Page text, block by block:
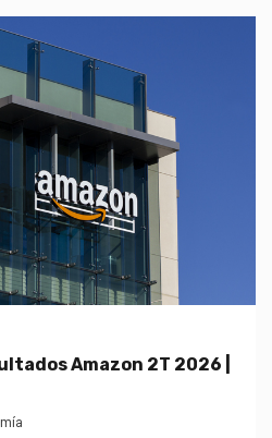
Amazon 2T 2026 |